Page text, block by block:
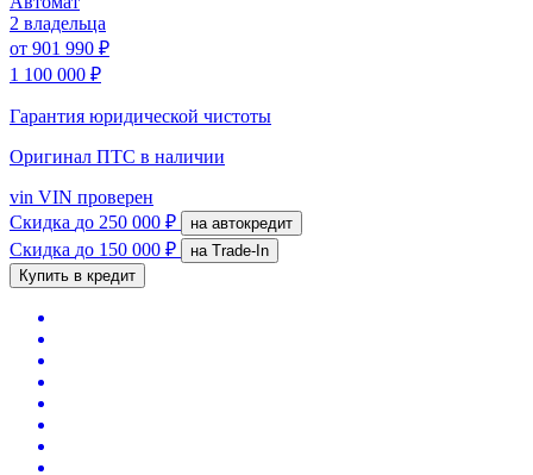
2 владельца
от 901 990 ₽
1 100 000 ₽
Гарантия юридической чистоты
Оригинал ПТС в наличии
vin VIN проверен
Скидка до 250 000 ₽ на автокредит
Скидка до 150 000 ₽
на Trade-In
Купить в кредит